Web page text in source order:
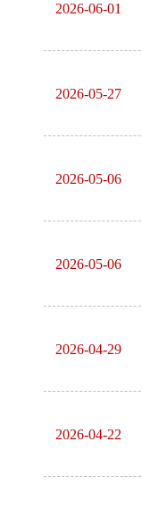
2026-06-01
2026-05-27
2026-05-06
2026-05-06
2026-04-29
2026-04-22